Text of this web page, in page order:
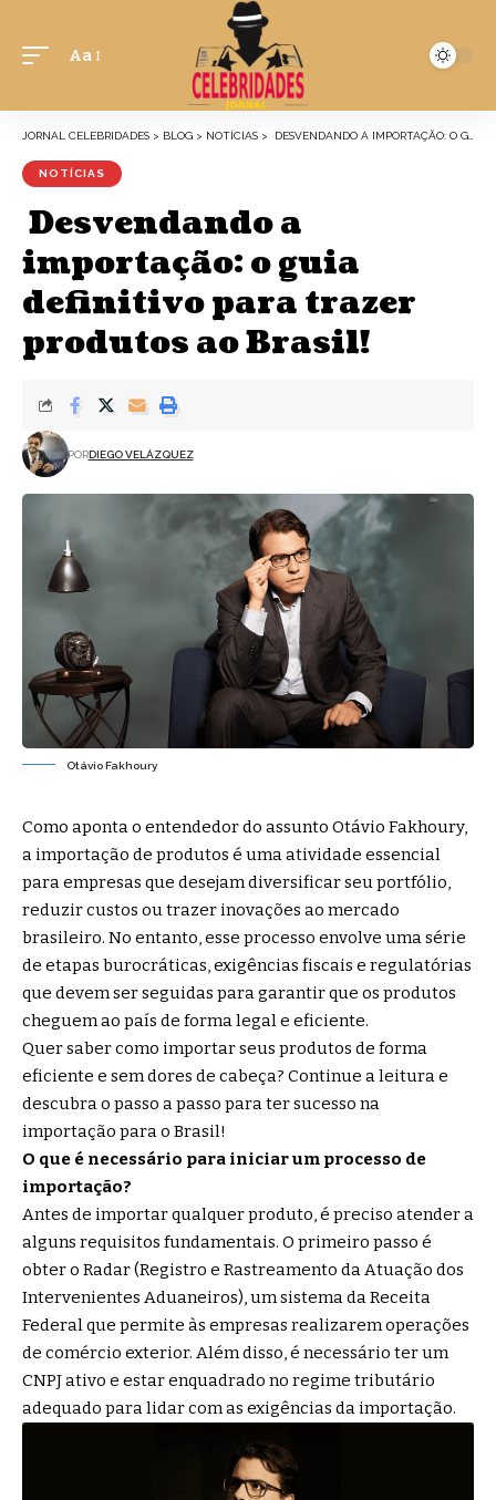
Aa
JORNAL CELEBRIDADES > BLOG > NOTÍCIAS > DESVENDANDO A IMPORTAÇÃO: O GUIA DEFINITIVO PARA TRAZER PRODUTOS AO BRASIL!
NOTÍCIAS
Desvendando a
importação: o guia
definitivo para trazer
produtos ao Brasil!
PORDIEGO VELÁZQUEZ
Otávio Fakhoury
Como aponta o entendedor do assunto Otávio Fakhoury,
a importação de produtos é uma atividade essencial
para empresas que desejam diversificar seu portfólio,
reduzir custos ou trazer inovações ao mercado
brasileiro. No entanto, esse processo envolve uma série
de etapas burocráticas, exigências fiscais e regulatórias
que devem ser seguidas para garantir que os produtos
cheguem ao país de forma legal e eficiente.
Quer saber como importar seus produtos de forma
eficiente e sem dores de cabeça? Continue a leitura e
descubra o passo a passo para ter sucesso na
importação para o Brasil!
O que é necessário para iniciar um processo de
importação?
Antes de importar qualquer produto, é preciso atender a
alguns requisitos fundamentais. O primeiro passo é
obter o Radar (Registro e Rastreamento da Atuação dos
Intervenientes Aduaneiros), um sistema da Receita
Federal que permite às empresas realizarem operações
de comércio exterior. Além disso, é necessário ter um
CNPJ ativo e estar enquadrado no regime tributário
adequado para lidar com as exigências da importação.